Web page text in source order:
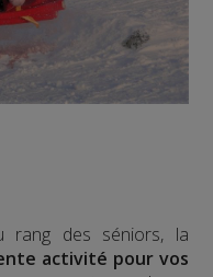
rang des séniors, la
activité pour vos